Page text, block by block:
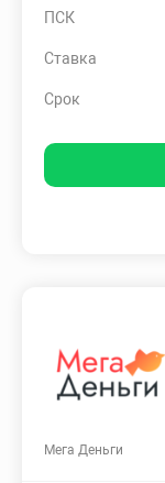
ПСК
Ставка
Срок
Мега Деньги